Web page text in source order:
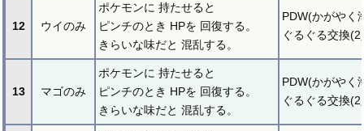
12 ウイのみ
ポケモンに 持たせると
ピンチのとき HPを 回復する。
きらいな味だと 混乱する。
PDW(かがやく
ぐるぐる交換(2
13 マゴのみ
ポケモンに 持たせると
ピンチのとき HPを 回復する。
きらいな味だと 混乱する。
PDW(かがやく
ぐるぐる交換(2